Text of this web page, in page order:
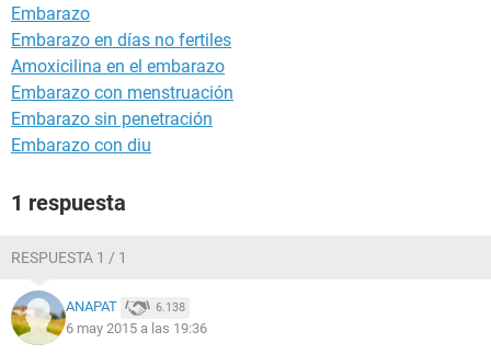
Embarazo
Embarazo en días no fertiles
Amoxicilina en el embarazo
Embarazo con menstruación
Embarazo sin penetración
Embarazo con diu
1 respuesta
RESPUESTA 1 / 1
ANAPAT 6.138
6 may 2015 a las 19:36